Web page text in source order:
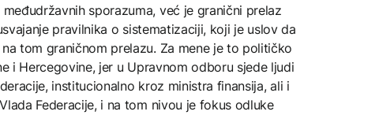
sporazuma, već je granični prelaz
pravilnika o sistematizaciji, koji je uslov da
tom graničnom prelazu. Za mene je to političko
i Hercegovine, jer u Upravnom odboru sjede ljudi
institucionalno kroz ministra finansija, ali i
Federacije, i na tom nivou je fokus odluke